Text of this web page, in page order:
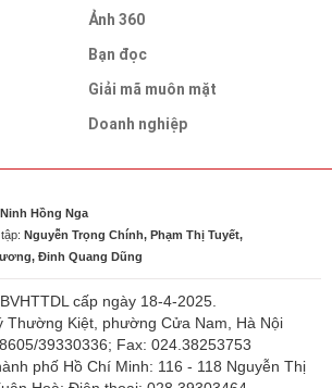
Ảnh 360
Bạn đọc
Giải mã muôn mặt
Doanh nghiệp
Ninh Hồng Nga
Nguyễn Trọng Chính, Phạm Thị Tuyết,
Đinh Quang Dũng
cấp ngày 18-4-2025.
Thường Kiệt, phường Cửa Nam, Hà Nội
39330336; Fax: 024.38253753
phố Hồ Chí Minh: 116 - 118 Nguyễn Thị